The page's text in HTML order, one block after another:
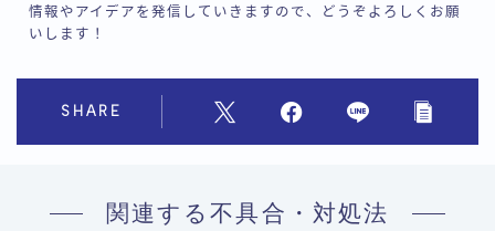
情報やアイデアを発信していきますので、どうぞよろしくお願
いします！
SHARE
関連する不具合・対処法